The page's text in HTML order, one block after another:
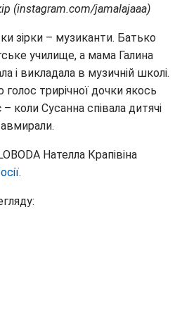
(instagram.com/jamalajaaa)
зірки – музиканти. Батько
училище, а мама Галина
і викладала в музичній школі.
трирічної дочки якось
коли Сусанна співала дитячі
Нателла Крапівіна
.